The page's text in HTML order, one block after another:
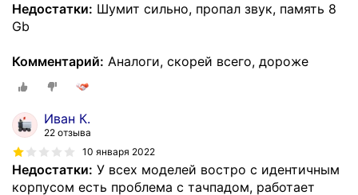
Недостатки: Шумит сильно, пропал звук, память 8
Gb
Комментарий: Аналоги, скорей всего, дороже
Иван К.
22 отзыва
10 января 2022
Недостатки: У всех моделей востро с идентичным
корпусом есть проблема с тачпадом, работает